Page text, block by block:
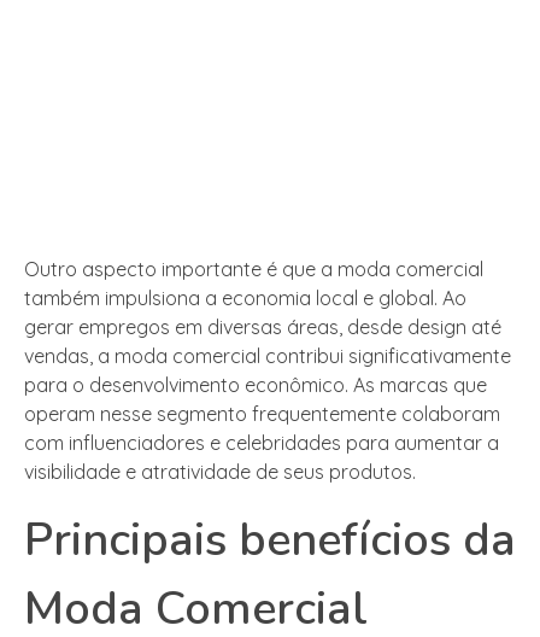
Outro aspecto importante é que a moda comercial
também impulsiona a economia local e global. Ao
gerar empregos em diversas áreas, desde design até
vendas, a moda comercial contribui significativamente
para o desenvolvimento econômico. As marcas que
operam nesse segmento frequentemente colaboram
com influenciadores e celebridades para aumentar a
visibilidade e atratividade de seus produtos.
Principais benefícios da
Moda Comercial